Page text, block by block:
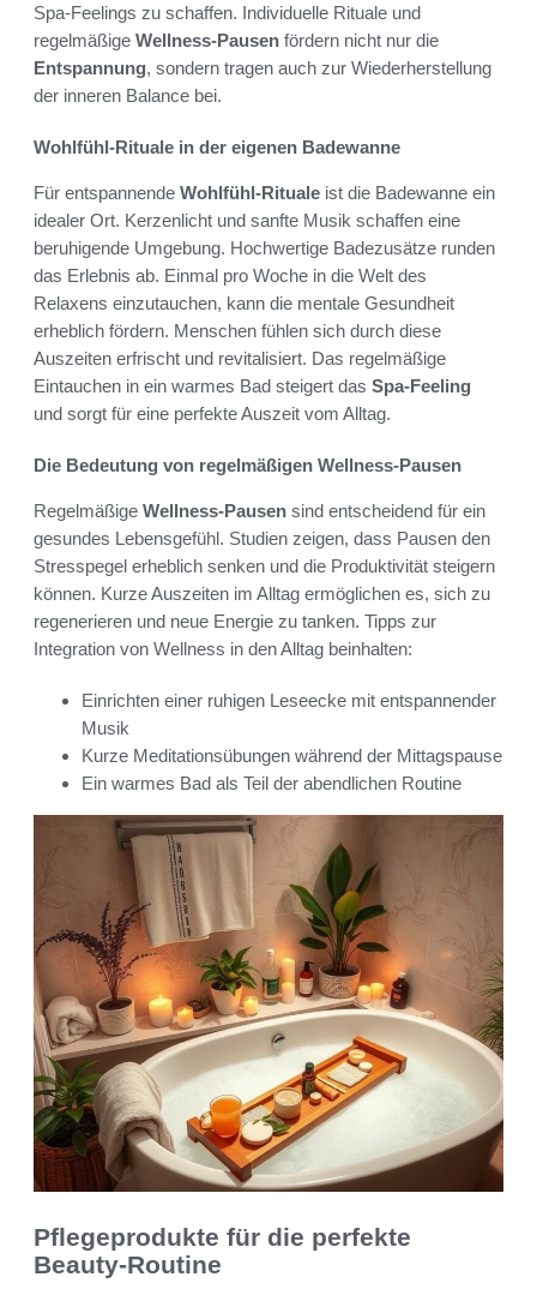
Spa-Feelings zu schaffen. Individuelle Rituale und
regelmäßige Wellness-Pausen fördern nicht nur die
Entspannung, sondern tragen auch zur Wiederherstellung
der inneren Balance bei.
Wohlfühl-Rituale in der eigenen Badewanne
Für entspannende Wohlfühl-Rituale ist die Badewanne ein
idealer Ort. Kerzenlicht und sanfte Musik schaffen eine
beruhigende Umgebung. Hochwertige Badezusätze runden
das Erlebnis ab. Einmal pro Woche in die Welt des
Relaxens einzutauchen, kann die mentale Gesundheit
erheblich fördern. Menschen fühlen sich durch diese
Auszeiten erfrischt und revitalisiert. Das regelmäßige
Eintauchen in ein warmes Bad steigert das Spa-Feeling
und sorgt für eine perfekte Auszeit vom Alltag.
Die Bedeutung von regelmäßigen Wellness-Pausen
Regelmäßige Wellness-Pausen sind entscheidend für ein
gesundes Lebensgefühl. Studien zeigen, dass Pausen den
Stresspegel erheblich senken und die Produktivität steigern
können. Kurze Auszeiten im Alltag ermöglichen es, sich zu
regenerieren und neue Energie zu tanken. Tipps zur
Integration von Wellness in den Alltag beinhalten:
Einrichten einer ruhigen Leseecke mit entspannender
Musik
Kurze Meditationsübungen während der Mittagspause
Ein warmes Bad als Teil der abendlichen Routine
Pflegeprodukte für die perfekte
Beauty-Routine